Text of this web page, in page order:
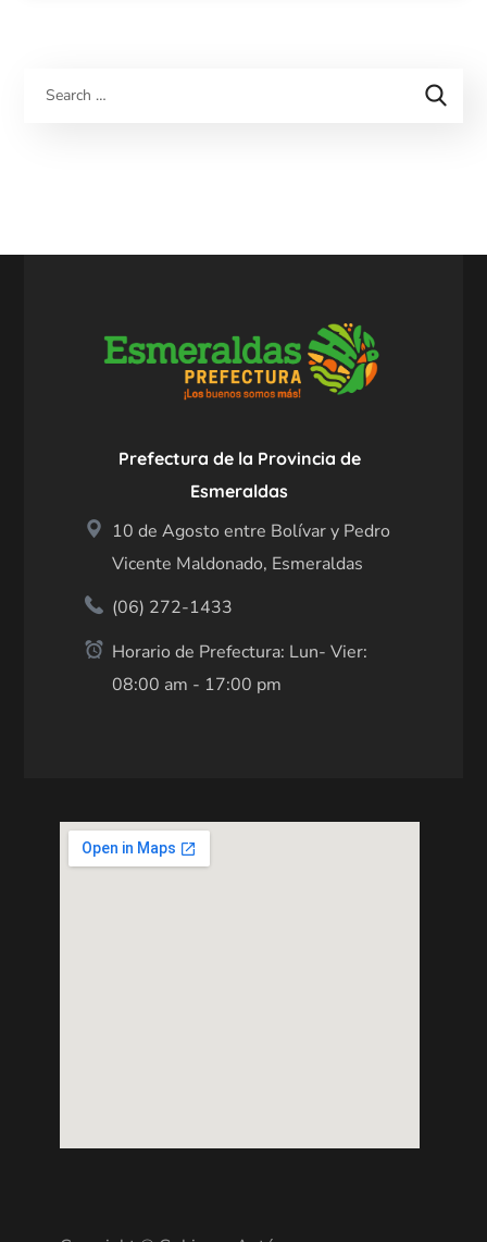
Prefectura de la Provincia de
Esmeraldas
10 de Agosto entre Bolívar y Pedro
Vicente Maldonado, Esmeraldas
(06) 272-1433
Horario de Prefectura: Lun- Vier:
08:00 am - 17:00 pm